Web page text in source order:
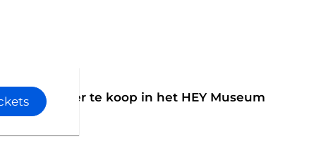
24 oktober te koop in het HEY Museum